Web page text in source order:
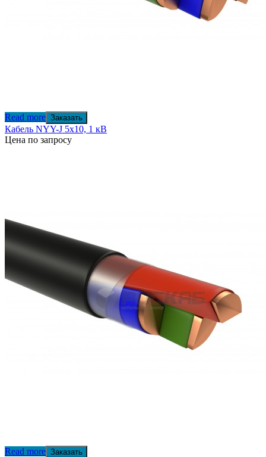
Read more Заказать
Кабель NYY-J 5х10, 1 кВ
Цена по запросу
Read more Заказать